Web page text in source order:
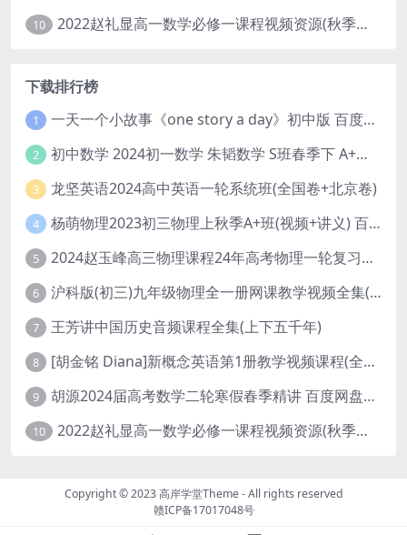
10 2022赵礼显高一数学必修一课程视频资源(秋季班 含讲义)百度网盘云
下载排行榜
1 一天一个小故事《one story a day》初中版 百度网盘分享下载
2 初中数学 2024初一数学 朱韬数学 S班春季下 A+班春季下 百度云网盘
3 龙坚英语2024高中英语一轮系统班(全国卷+北京卷)
4 杨萌物理2023初三物理上秋季A+班(视频+讲义) 百度网盘分享
5 2024赵玉峰高三物理课程24年高考物理一轮复习网课教程
6 沪科版(初三)九年级物理全一册网课教学视频全集(录播版 杜春雨 66讲)
7 王芳讲中国历史音频课程全集(上下五千年)
8 [胡金铭 Diana]新概念英语第1册教学视频课程(全集 百度网盘下载)
9 胡源2024届高考数学二轮寒假春季精讲 百度网盘分享
10 2022赵礼显高一数学必修一课程视频资源(秋季班 含讲义)百度网盘云
Copyright © 2023高岸学堂Theme- All rights reserved
赣ICP备17017048号